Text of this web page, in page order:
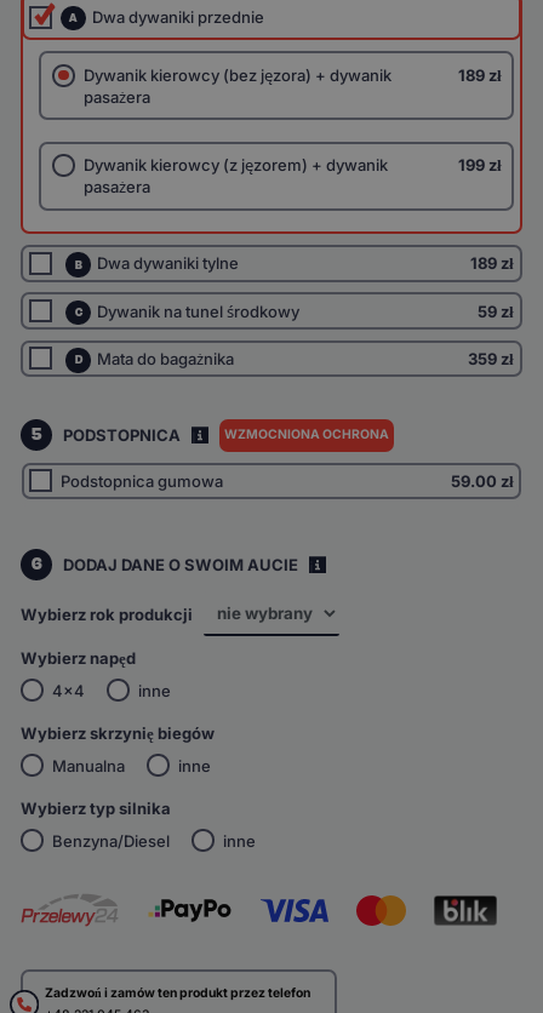
A Dwa dywaniki przednie
Dywanik kierowcy (bez jęzora) + dywanik
pasażera
189 zł
Dywanik kierowcy (z jęzorem) + dywanik
pasażera
199 zł
B Dwa dywaniki tylne 189 zł
C Dywanik na tunel środkowy 59 zł
D Mata do bagażnika 359 zł
5 PODSTOPNICA WZMOCNIONA OCHRONA
Podstopnica gumowa 59.00 zł
6 DODAJ DANE O SWOIM AUCIE
Wybierz rok produkcji
Wybierz napęd
4x4
inne
Wybierz skrzynię biegów
Manualna
inne
Wybierz typ silnika
Benzyna/Diesel
inne
Zadzwoń i zamów ten produkt przez telefon